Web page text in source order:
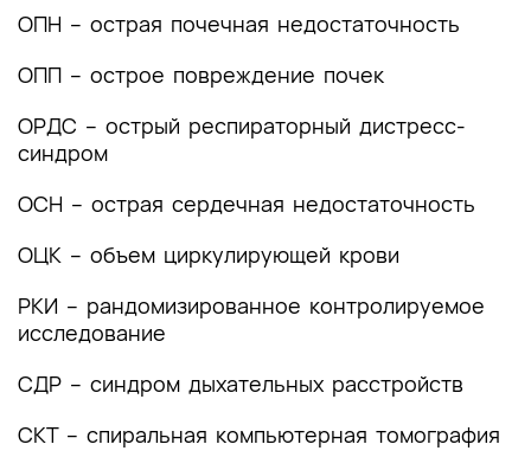
6. Организация оказания медицинской помощи
7. Дополнительная информация (в том числе
состояния)
помощи
Список литературы
Приложение А1. Состав рабочей группы по
разработке и пересмотру клинических
клинических рекомендаций
ОПН – острая почечная недостаточность
ОПП – острое повреждение почек
ОРДС – острый респираторный дистресс-
синдром
ОСН – острая сердечная недостаточность
ОЦК – объем циркулирующей крови
РКИ – рандомизированное контролируемое
исследование
СДР – синдром дыхательных расстройств
СКТ – спиральная компьютерная томография